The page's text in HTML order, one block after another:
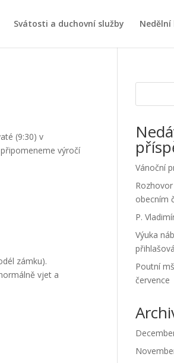
Svátosti a duchovní služby
(9:30) v
výročí
zámku).
vjet a
Vánoční
obecním
P.
Výuka
Poutní
července